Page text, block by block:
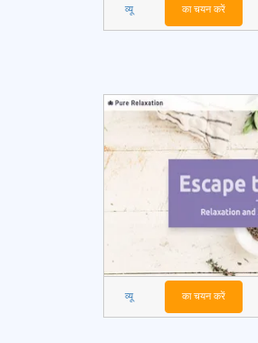
व्यू का चयन करें
व्यू का चयन करें